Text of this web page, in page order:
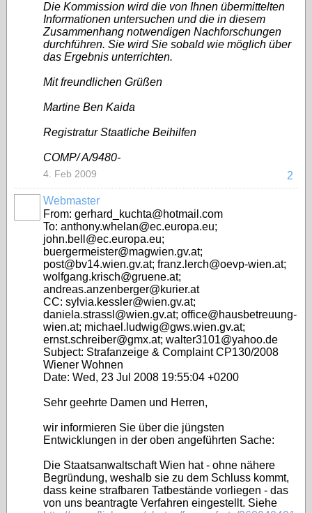
Die Kommission wird die von Ihnen übermittelten
Informationen untersuchen und die in diesem
Zusammenhang notwendigen Nachforschungen
durchführen. Sie wird Sie sobald wie möglich über
das Ergebnis unterrichten.
Mit freundlichen Grüßen
Martine Ben Kaida
Registratur Staatliche Beihilfen
COMP/ A/9480-
2
4. Feb 2009
Webmaster
From: gerhard_kuchta@hotmail.com
To: anthony.whelan@ec.europa.eu;
john.bell@ec.europa.eu;
buergermeister@magwien.gv.at;
post@bv14.wien.gv.at; franz.lerch@oevp-wien.at;
wolfgang.krisch@gruene.at;
andreas.anzenberger@kurier.at
CC: sylvia.kessler@wien.gv.at;
daniela.strassl@wien.gv.at; office@hausbetreuung-
wien.at; michael.ludwig@gws.wien.gv.at;
ernst.schreiber@gmx.at; walter3101@yahoo.de
Subject: Strafanzeige & Complaint CP130/2008
Wiener Wohnen
Date: Wed, 23 Jul 2008 19:55:04 +0200
Sehr geehrte Damen und Herren,
wir informieren Sie über die jüngsten
Entwicklungen in der oben angeführten Sache:
Die Staatsanwaltschaft Wien hat - ohne nähere
Begründung, weshalb sie zu dem Schluss kommt,
dass keine strafbaren Tatbestände vorliegen - das
von uns beantragte Verfahren eingestellt. Siehe